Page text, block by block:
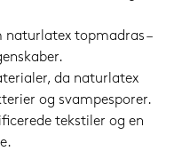
topmadras –
da naturlatex
og svampesporer.
tekstiler og en